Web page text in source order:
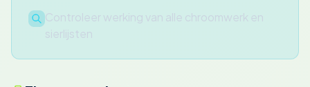
Controleer werking van alle chroomwerk en
sierlijsten